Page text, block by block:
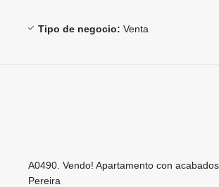
Tipo de negocio: Venta
A0490. Vendo! Apartamento con
Pereira